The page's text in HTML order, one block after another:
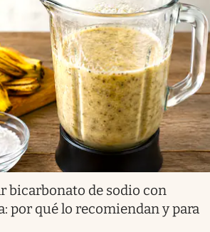
bicarbonato de sodio con
por qué lo recomiendan y para